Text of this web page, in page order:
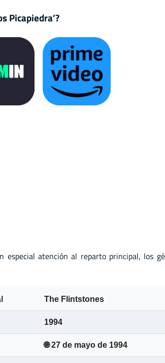
Picapiedra’?
especial atención al reparto principal, los
The Flintstones
1994
🌐 27 de mayo de 1994